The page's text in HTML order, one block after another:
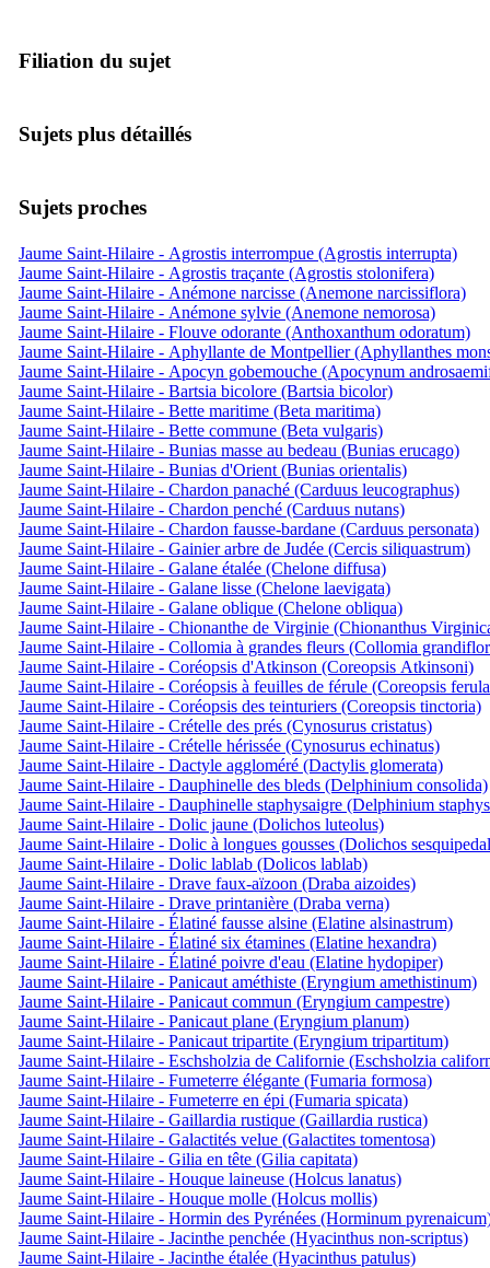
Filiation du sujet
Sujets plus détaillés
Sujets proches
Jaume Saint-Hilaire - Agrostis interrompue (Agrostis interrupta)
Jaume Saint-Hilaire - Agrostis traçante (Agrostis stolonifera)
Jaume Saint-Hilaire - Anémone narcisse (Anemone narcissiflora)
Jaume Saint-Hilaire - Anémone sylvie (Anemone nemorosa)
Jaume Saint-Hilaire - Flouve odorante (Anthoxanthum odoratum)
Jaume Saint-Hilaire - Aphyllante de Montpellier (Aphyllanthes
Jaume Saint-Hilaire - Apocyn gobemouche (Apocynum
Jaume Saint-Hilaire - Bartsia bicolore (Bartsia bicolor)
Jaume Saint-Hilaire - Bette maritime (Beta maritima)
Jaume Saint-Hilaire - Bette commune (Beta vulgaris)
Jaume Saint-Hilaire - Bunias masse au bedeau (Bunias erucago)
Jaume Saint-Hilaire - Bunias d'Orient (Bunias orientalis)
Jaume Saint-Hilaire - Chardon panaché (Carduus leucographus)
Jaume Saint-Hilaire - Chardon penché (Carduus nutans)
Jaume Saint-Hilaire - Chardon fausse-bardane (Carduus personata)
Jaume Saint-Hilaire - Gainier arbre de Judée (Cercis siliquastrum)
Jaume Saint-Hilaire - Galane étalée (Chelone diffusa)
Jaume Saint-Hilaire - Galane lisse (Chelone laevigata)
Jaume Saint-Hilaire - Galane oblique (Chelone obliqua)
Jaume Saint-Hilaire - Chionanthe de Virginie (Chionanthus
Jaume Saint-Hilaire - Collomia à grandes fleurs (Collomia
Jaume Saint-Hilaire - Coréopsis d'Atkinson (Coreopsis Atkinsoni)
Jaume Saint-Hilaire - Coréopsis à feuilles de férule (Coreopsis
Jaume Saint-Hilaire - Coréopsis des teinturiers (Coreopsis tinctoria)
Jaume Saint-Hilaire - Crételle des prés (Cynosurus cristatus)
Jaume Saint-Hilaire - Crételle hérissée (Cynosurus echinatus)
Jaume Saint-Hilaire - Dactyle aggloméré (Dactylis glomerata)
Jaume Saint-Hilaire - Dauphinelle des bleds (Delphinium consolida)
Jaume Saint-Hilaire - Dauphinelle staphysaigre (Delphinium
Jaume Saint-Hilaire - Dolic jaune (Dolichos luteolus)
Jaume Saint-Hilaire - Dolic à longues gousses (Dolichos
Jaume Saint-Hilaire - Dolic lablab (Dolicos lablab)
Jaume Saint-Hilaire - Drave faux-aïzoon (Draba aizoides)
Jaume Saint-Hilaire - Drave printanière (Draba verna)
Jaume Saint-Hilaire - Élatiné fausse alsine (Elatine alsinastrum)
Jaume Saint-Hilaire - Élatiné six étamines (Elatine hexandra)
Jaume Saint-Hilaire - Élatiné poivre d'eau (Elatine hydopiper)
Jaume Saint-Hilaire - Panicaut améthiste (Eryngium amethistinum)
Jaume Saint-Hilaire - Panicaut commun (Eryngium campestre)
Jaume Saint-Hilaire - Panicaut plane (Eryngium planum)
Jaume Saint-Hilaire - Panicaut tripartite (Eryngium tripartitum)
Jaume Saint-Hilaire - Eschsholzia de Californie (Eschsholzia
Jaume Saint-Hilaire - Fumeterre élégante (Fumaria formosa)
Jaume Saint-Hilaire - Fumeterre en épi (Fumaria spicata)
Jaume Saint-Hilaire - Gaillardia rustique (Gaillardia rustica)
Jaume Saint-Hilaire - Galactités velue (Galactites tomentosa)
Jaume Saint-Hilaire - Gilia en tête (Gilia capitata)
Jaume Saint-Hilaire - Houque laineuse (Holcus lanatus)
Jaume Saint-Hilaire - Houque molle (Holcus mollis)
Jaume Saint-Hilaire - Hormin des Pyrénées (Horminum
Jaume Saint-Hilaire - Jacinthe penchée (Hyacinthus non-scriptus)
Jaume Saint-Hilaire - Jacinthe étalée (Hyacinthus patulus)